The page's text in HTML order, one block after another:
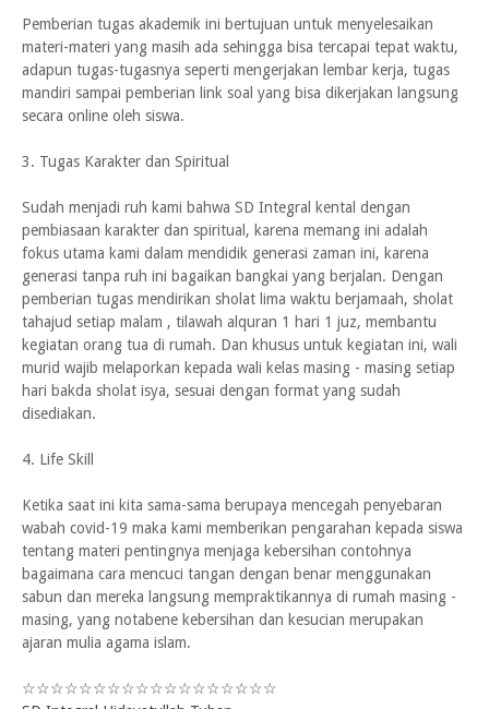
Pemberian tugas akademik ini bertujuan untuk menyelesaikan
materi-materi yang masih ada sehingga bisa tercapai tepat waktu,
adapun tugas-tugasnya seperti mengerjakan lembar kerja, tugas
mandiri sampai pemberian link soal yang bisa dikerjakan langsung
secara online oleh siswa.
3. Tugas Karakter dan Spiritual
Sudah menjadi ruh kami bahwa SD Integral kental dengan
pembiasaan karakter dan spiritual, karena memang ini adalah
fokus utama kami dalam mendidik generasi zaman ini, karena
generasi tanpa ruh ini bagaikan bangkai yang berjalan. Dengan
pemberian tugas mendirikan sholat lima waktu berjamaah, sholat
tahajud setiap malam , tilawah alquran 1 hari 1 juz, membantu
kegiatan orang tua di rumah. Dan khusus untuk kegiatan ini, wali
murid wajib melaporkan kepada wali kelas masing - masing setiap
hari bakda sholat isya, sesuai dengan format yang sudah
disediakan.
4. Life Skill
Ketika saat ini kita sama-sama berupaya mencegah penyebaran
wabah covid-19 maka kami memberikan pengarahan kepada siswa
tentang materi pentingnya menjaga kebersihan contohnya
bagaimana cara mencuci tangan dengan benar menggunakan
sabun dan mereka langsung mempraktikannya di rumah masing -
masing, yang notabene kebersihan dan kesucian merupakan
ajaran mulia agama islam.
☆☆☆☆☆☆☆☆☆☆☆☆☆☆☆☆☆☆